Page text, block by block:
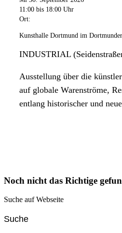
11:00 bis 18:00 Uhr
Ort:
Kunsthalle Dortmund im
INDUSTRIAL
Ausstellung über die
auf globale Warenströme,
entlang historischer und
Noch nicht das Richtige
Suche auf Webseite